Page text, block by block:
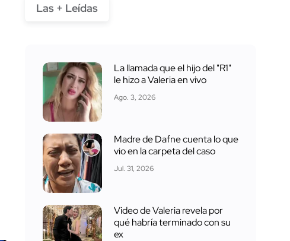
Las + Leídas
La llamada que el hijo del "R1"
le hizo a Valeria en vivo
Ago. 3, 2026
Madre de Dafne cuenta lo que
vio en la carpeta del caso
Jul. 31, 2026
Video de Valeria revela por
qué habría terminado con su
ex